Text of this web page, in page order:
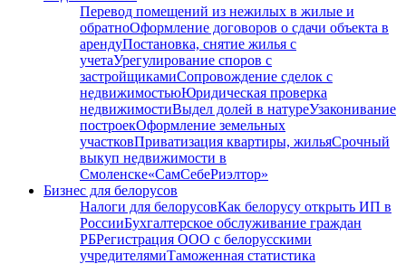
Перевод помещений из нежилых в жилые и
обратноОформление договоров о сдачи объекта в
арендуПостановка, снятие жилья с
учетаУрегулирование споров с
застройщикамиСопровождение сделок с
недвижимостьюЮридическая проверка
недвижимостиВыдел долей в натуреУзаконивание
построекОформление земельных
участковПриватизация квартиры, жильяСрочный
выкуп недвижимости в
Cмоленске«СамСебеРиэлтор»
Бизнес для белорусов
Налоги для белорусовКак белорусу открыть ИП в
РоссииБухгалтерское обслуживание граждан
РБРегистрация ООО с белорусскими
учредителямиТаможенная статистика